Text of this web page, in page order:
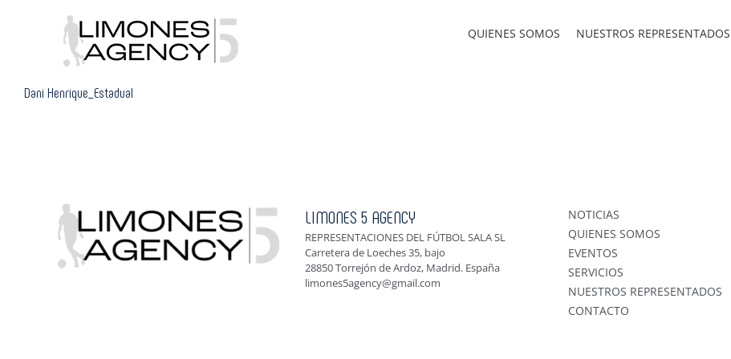
QUIENES SOMOS NUESTROS REPRESENTADOS
Dani Henrique_Estadual
LIMONES 5 AGENCY
REPRESENTACIONES DEL FÚTBOL SALA SL
Carretera de Loeches 35, bajo
28850 Torrejón de Ardoz, Madrid. España
limones5agency@gmail.com
NOTICIAS
QUIENES SOMOS
EVENTOS
SERVICIOS
NUESTROS REPRESENTADOS
CONTACTO